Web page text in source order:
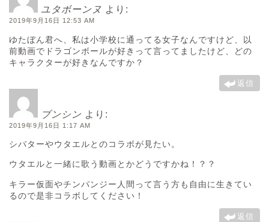
ユタボーンヌ より:
2019年9月16日 12:53 AM
ゆたぼん君へ、私は小学校に通ってる女子なんですけど、以
前動画でドラゴンボールが好きって言ってましたけど、どの
キャラクターが好きなんですか？
返信
ブンシン より:
2019年9月16日 1:17 AM
シバターやウタエルとのコラボが見たい。
ウタエルと一緒に歌う動画とかどうですかね！？？
キラー仮面やチンパンジー人間って言う方も自由に生きてい
るので是非コラボしてください！
返信